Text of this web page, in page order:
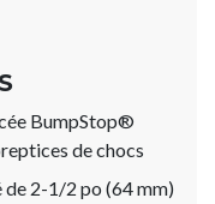
BumpStop®
de chocs
de 2-1/2 po (64 mm)